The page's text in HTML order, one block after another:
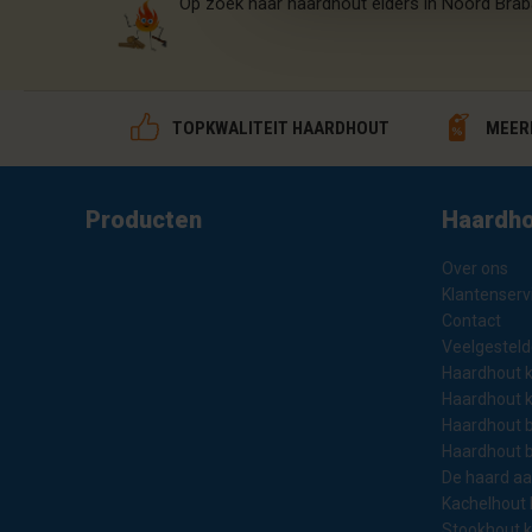
TOPKWALITEIT HAARDHOUT
Producten
Over ons
Contact
Haardhout
Haardhout
Haardhout
Haardhout
De haard
Kachelhout